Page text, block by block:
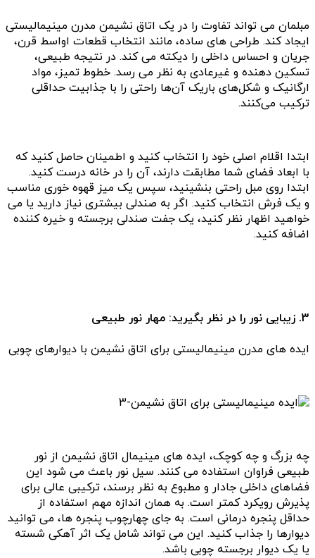
مبلمان می تواند تفاوت را در یک اتاق نشیمن مدرن مینیمالیستی
ایجاد کند. طراحی های ساده، مانند انتخاب قطعات اواسط قرن،
جریان و احساس داخلی را دیکته می کند. در نتیجه طبیعی،
تسکین دهنده و غیرعادی به نظر می رسد. خطوط تمیز، مواد
ارگانیک و شکل‌های باریک آن‌ها راحتی را با جذابیت حداقلی
ترکیب می‌کنند.
ابتدا اقلام اصلی خود را انتخاب کنید و اطمینان حاصل کنید که
با ابعاد فضای شما مطابقت دارند، آن را در خانه درست کنید.
ابتدا روی مبل راحتی بنشینید، سپس یک میز قهوه خوری مناسب
و یک فرش انتخاب کنید. اگر به صندلی بیشتری نیاز دارید یا می
خواهید اظهار نظر کنید، یک جفت صندلی برجسته و خیره کننده
اضافه کنید.
3. زیبایی نور را در نظر بگیرید: مهار نور طبیعی
ایده های مدرن مینیمالیستی برای اتاق نشیمن با دیوارهای چوبی
چه بزرگ و چه کوچک، ایده های مینیمال اتاق نشیمن از نور
طبیعی فراوان استفاده می کنند. سیل نور باعث می شود این
فضاهای داخلی جادار و مطبوع به نظر برسند، ترکیبی عالی برای
پذیرش رویکرد کمتر است. به همان اندازه مهم استفاده از
حداقل پنجره درمانی است. به جای چهارچوب پنجره ها، می توانید
دیوارها را جذاب کنید. این می تواند شامل یک اثر آهکی شسته
یا یک دیوار برجسته چوبی باشد.